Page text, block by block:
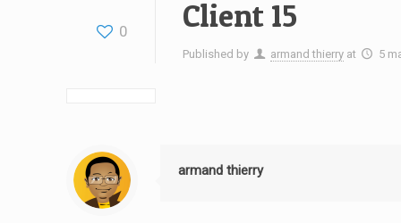
0 Client 15
Published by armand thierry at 5
armand thierry